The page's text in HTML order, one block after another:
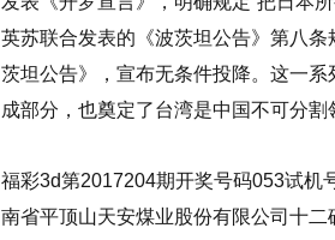
英苏联合发表的《波茨坦公告》第八条
茨坦公告》，宣布无条件投降。这一
成部分，也奠定了台湾是中国不可分
福彩3d第2017204期开奖号码053试
南省平顶山天安煤业股份有限公司十